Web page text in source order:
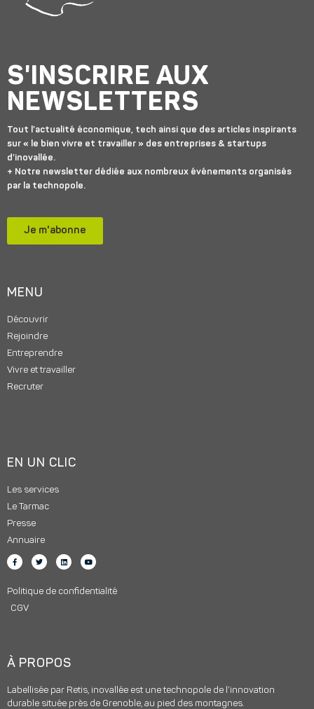
S'INSCRIRE AUX
NEWSLETTERS
Tout l’actualité économique, tech ainsi que des articles inspirants
sur « le bien vivre et travailler » des entreprises & startups
d’inovallée.
+ Notre newsletter dédiée aux nombreux événements organisés
par la technopole.
Je m'abonne
MENU
Découvrir
Rejoindre
Entreprendre
Vivre et travailler
Recruter
EN UN CLIC
Les services
Le Tarmac
Presse
Annuaire
Politique de confidentialité
CGV
À PROPOS
Labellisée par Retis, inovallée est une technopole de l’innovation
durable située près de Grenoble, au pied des montagnes.